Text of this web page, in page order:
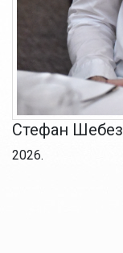
Стефан Шебез
2026.